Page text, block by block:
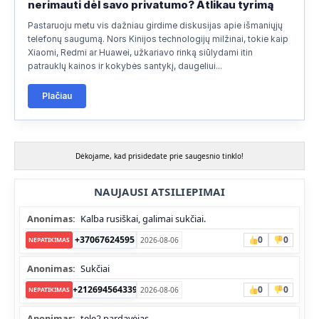
nerimauti dėl savo privatumo? Atlikau tyrimą
Pastaruoju metu vis dažniau girdime diskusijas apie išmaniųjų
telefonų saugumą. Nors Kinijos technologijų milžinai, tokie kaip
Xiaomi, Redmi ar Huawei, užkariavo rinką siūlydami itin
patrauklų kainos ir kokybės santykį, daugeliui...
Plačiau
Dėkojame, kad prisidedate prie saugesnio tinklo!
NAUJAUSI ATSILIEPIMAI
Anonimas: Kalba rusiškai, galimai sukčiai.
NEPATIKIMAS +37067624595 2026-08-06 0 0
Anonimas: Sukčiai
NEPATIKIMAS +212694564339 2026-08-06 0 0